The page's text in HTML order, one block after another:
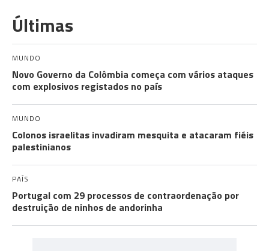
Últimas
MUNDO
Novo Governo da Colômbia começa com vários ataques
com explosivos registados no país
MUNDO
Colonos israelitas invadiram mesquita e atacaram fiéis
palestinianos
PAÍS
Portugal com 29 processos de contraordenação por
destruição de ninhos de andorinha